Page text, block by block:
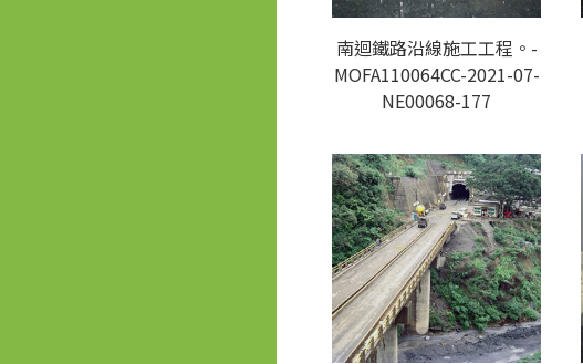
南迴鐵路沿線施工工程。-
MOFA110064CC-2021-07-
NE00068-177